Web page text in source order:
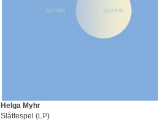
Helga Myhr
Slåttespel (LP)